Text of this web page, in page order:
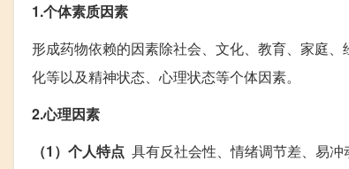
1.个体素质因素
形成药物依赖的因素除社会、文化、教育、家庭
化等以及精神状态、心理状态等个体因素。
2.心理因素
（1）个人特点 具有反社会性、情绪调节差、易冲